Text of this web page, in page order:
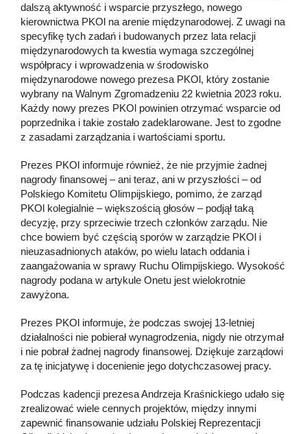
dalszą aktywność i wsparcie przyszłego, nowego
kierownictwa PKOl na arenie międzynarodowej. Z uwagi na
specyfikę tych zadań i budowanych przez lata relacji
międzynarodowych ta kwestia wymaga szczególnej
współpracy i wprowadzenia w środowisko
międzynarodowe nowego prezesa PKOl, który zostanie
wybrany na Walnym Zgromadzeniu 22 kwietnia 2023 roku.
Każdy nowy prezes PKOl powinien otrzymać wsparcie od
poprzednika i takie zostało zadeklarowane. Jest to zgodne
z zasadami zarządzania i wartościami sportu.
Prezes PKOl informuje również, że nie przyjmie żadnej
nagrody finansowej – ani teraz, ani w przyszłości – od
Polskiego Komitetu Olimpijskiego, pomimo, że zarząd
PKOl kolegialnie – większością głosów – podjął taką
decyzję, przy sprzeciwie trzech członków zarządu. Nie
chce bowiem być częścią sporów w zarządzie PKOl i
nieuzasadnionych ataków, po wielu latach oddania i
zaangażowania w sprawy Ruchu Olimpijskiego. Wysokość
nagrody podana w artykule Onetu jest wielokrotnie
zawyżona.
Prezes PKOl informuje, że podczas swojej 13-letniej
działalności nie pobierał wynagrodzenia, nigdy nie otrzymał
i nie pobrał żadnej nagrody finansowej. Dziękuje zarządowi
za tę inicjatywę i docenienie jego dotychczasowej pracy.
Podczas kadencji prezesa Andrzeja Kraśnickiego udało się
zrealizować wiele cennych projektów, między innymi
zapewnić finansowanie udziału Polskiej Reprezentacji